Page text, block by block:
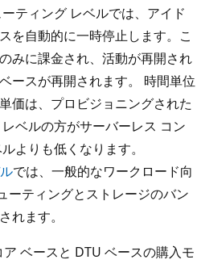
ティング レベルでは、アイド
を自動的に一時停止します。こ
みに課金され、活動が再開され
ースが再開されます。 時間単位
価は、プロビジョニングされた
ベルの方がサーバーレス コン
よりも低くなります。
では、一般的なワークロード向
ーティングとストレージのバン
れます。
ベースと DTU ベースの購入モ